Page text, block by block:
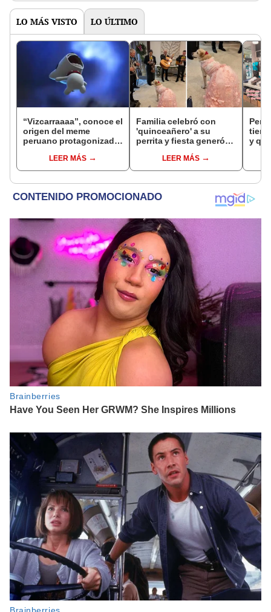
LO MÁS VISTO LO ÚLTIMO
“Vizcarraaaa”, conoce el
origen del meme
peruano protagonizado
LEER MÁS
Familia celebró con
'quinceañero' a su
perrita y fiesta generó
redes: llevaron
mariachis
LEER MÁS
y